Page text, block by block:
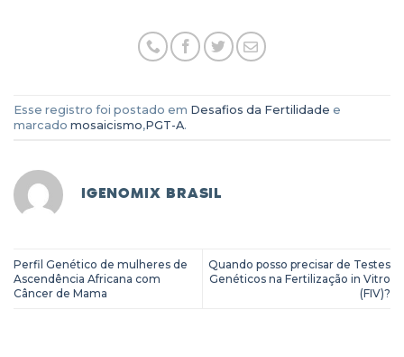
Esse registro foi postado em Desafios da Fertilidade e
marcado mosaicismo,PGT-A.
IGENOMIX BRASIL
Perfil Genético de mulheres de
Ascendência Africana com
Câncer de Mama
Quando posso precisar de Testes
Genéticos na Fertilização in Vitro
(FIV)?